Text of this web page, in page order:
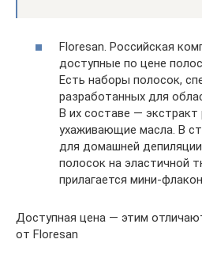
Floresan. Российская
доступные по цене
Есть наборы полосок,
разработанных для
В их составе —
ухаживающие масла. В
для домашней
полосок на эластичной
прилагается мини-
Доступная цена — этим
от Floresan